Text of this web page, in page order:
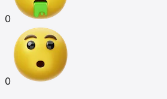
0
0